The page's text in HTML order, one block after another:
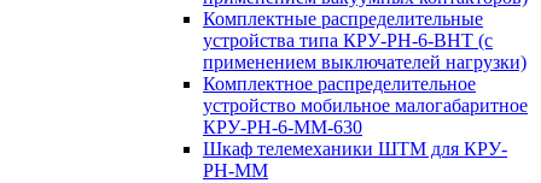
Комплектные распределительные
устройства типа КРУ-РН-6-ВНТ (с
применением выключателей нагрузки)
Комплектное распределительное
устройство мобильное малогабаритное
КРУ-РН-6-ММ-630
Шкаф телемеханики ШТМ для КРУ-
РН-ММ